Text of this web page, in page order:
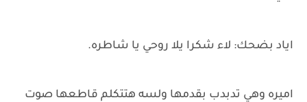
اياد بضحك: لاء شكرا يلا روحي يا شاطره.
اميره وهي تدبدب بقدمها ولسه هتتكلم قاطعها صوت